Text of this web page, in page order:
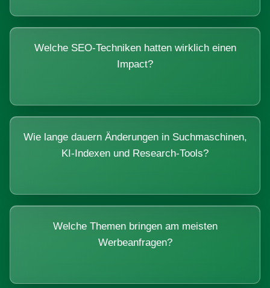
Welche SEO-Techniken hatten wirklich einen
Impact?
Wie lange dauern Änderungen in Suchmaschinen,
KI-Indexen und Research-Tools?
Welche Themen bringen am meisten
Werbeanfragen?